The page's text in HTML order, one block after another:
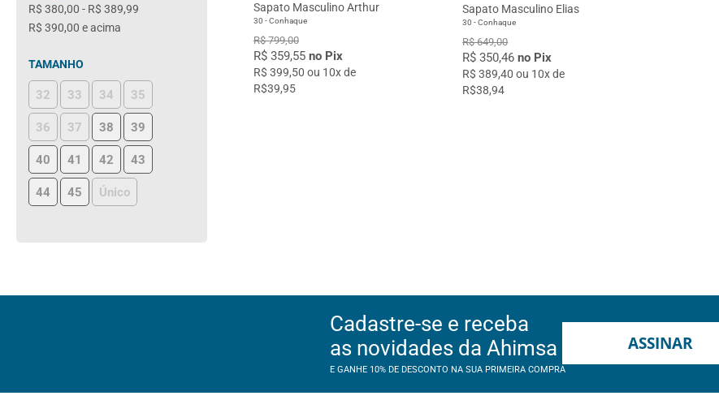
R$ 380,00 - R$ 389,99
R$ 390,00 e acima
TAMANHO
32 33 34 35
36 37 38 39
40 41 42 43
44 45 Único
Sapato Masculino Arthur
30 - Conhaque
R$ 799,00
R$ 359,55 no Pix
R$ 399,50 ou 10x de
R$39,95
Sapato Masculino Elias
30 - Conhaque
R$ 649,00
R$ 350,46no Pix
R$ 389,40 ou 10x de
R$38,94
Cadastre-se e receba
as novidades da Ahimsa
E GANHE 10% DE DESCONTO NA SUA PRIMEIRA COMPRA
ASSINAR